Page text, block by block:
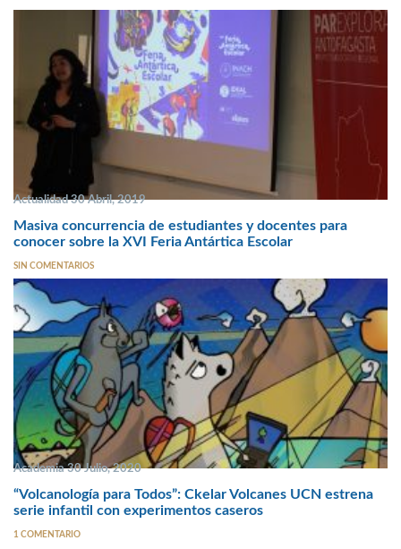
Actualidad 30 Abril, 2019
Masiva concurrencia de estudiantes y docentes para
conocer sobre la XVI Feria Antártica Escolar
SIN COMENTARIOS
Academia 30 Julio, 2020
“Volcanología para Todos”: Ckelar Volcanes UCN estrena
serie infantil con experimentos caseros
1 COMENTARIO